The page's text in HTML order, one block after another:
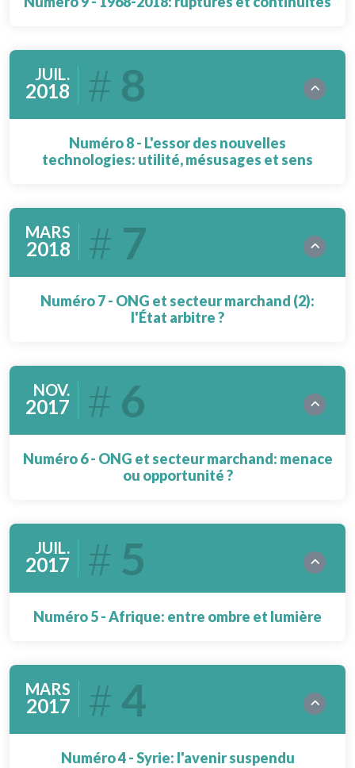
JUIL.
2018 8
Numéro 8 - L'essor des nouvelles
technologies: utilité, mésusages et sens
MARS
2018 7
Numéro 7 - ONG et secteur marchand (2):
l'État arbitre ?
NOV.
2017 6
Numéro 6 - ONG et secteur marchand: menace
ou opportunité ?
JUIL.
2017 5
Numéro 5 - Afrique: entre ombre et lumière
MARS
2017 4
Numéro 4 - Syrie: l'avenir suspendu